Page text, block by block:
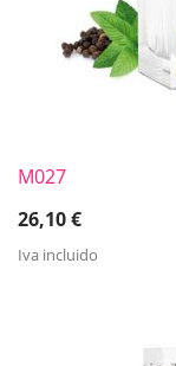
M027
26,10€
Iva incluido